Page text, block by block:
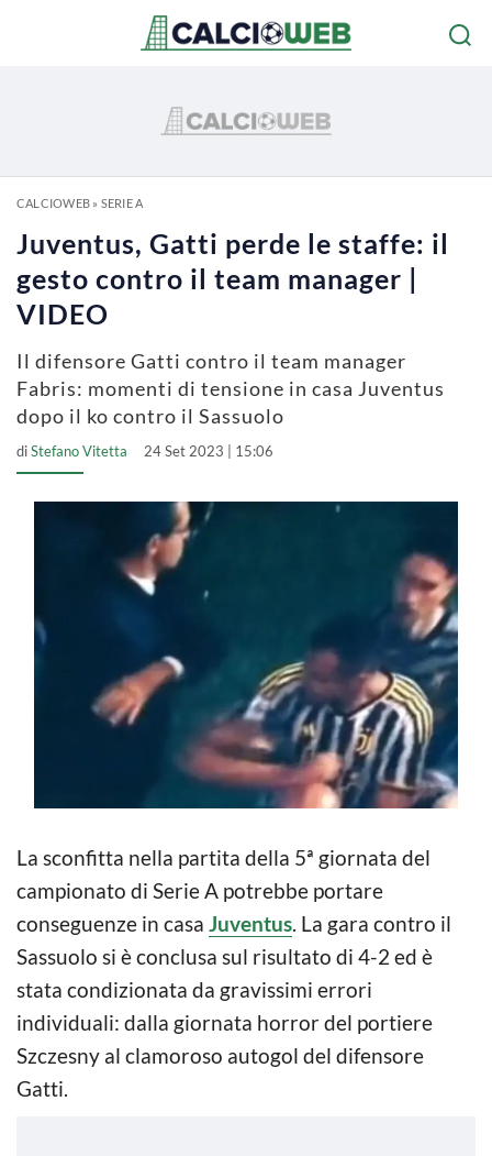
CALCIOWEB» SERIE A
Juventus, Gatti perde le staffe: il
gesto contro il team manager |
VIDEO
Il difensore Gatti contro il team manager
Fabris: momenti di tensione in casa Juventus
dopo il ko contro il Sassuolo
diStefano Vitetta 24 Set 2023 | 15:06
La sconfitta nella partita della 5ª giornata del
campionato di Serie A potrebbe portare
conseguenze in casa Juventus. La gara contro il
Sassuolo si è conclusa sul risultato di 4-2 ed è
stata condizionata da gravissimi errori
individuali: dalla giornata horror del portiere
Szczesny al clamoroso autogol del difensore
Gatti.